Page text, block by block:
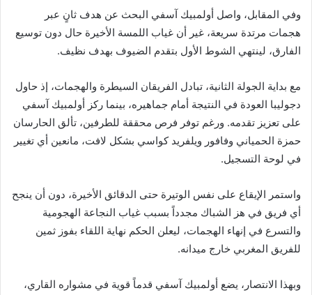
وفي المقابل، واصل أولمبيك آسفي البحث عن هدف ثانٍ عبر
هجمات مرتدة سريعة، غير أن غياب اللمسة الأخيرة حال دون توسيع
الفارق، لينتهي الشوط الأول بتقدم الضيوف بهدف نظيف.
مع بداية الجولة الثانية، تبادل الفريقان السيطرة والهجمات، إذ حاول
دجوليبا العودة في النتيجة أمام جماهيره، بينما ركز أولمبيك آسفي
على تعزيز تقدمه. ورغم توفر فرص محققة للطرفين، تألق الحارسان
حمزة الحمياني وفافور ويلفريد كواسي بشكل لافت، مانعين أي تغيير
في لوحة التسجيل.
واستمر الإيقاع على نفس الوتيرة حتى الدقائق الأخيرة، دون أن ينجح
أي فريق في هز الشباك مجدداً بسبب غياب النجاعة الهجومية
والتسرع في إنهاء الهجمات، ليعلن الحكم نهاية اللقاء بفوز ثمين
للفريق المغربي خارج ميدانه.
وبهذا الانتصار، يضع أولمبيك آسفي قدماً قوية في مشواره القاري،